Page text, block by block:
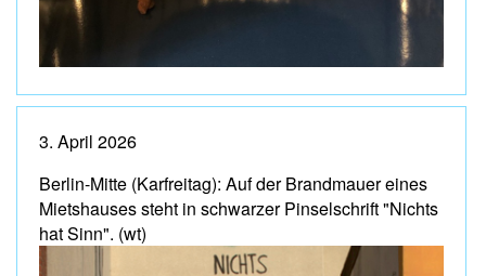
3. April 2026
Berlin-Mitte (Karfreitag): Auf der Brandmauer eines
Mietshauses steht in schwarzer Pinselschrift "Nichts
hat Sinn". (wt)